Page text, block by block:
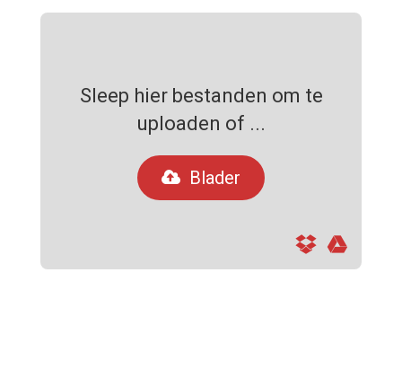
Sleep hier bestanden om te
uploaden of ...
Blader